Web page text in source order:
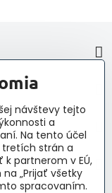
návštevy tejto
a
Na tento účel
strán a
partnerom v EÚ,
„Prijať všetky
spracovaním.